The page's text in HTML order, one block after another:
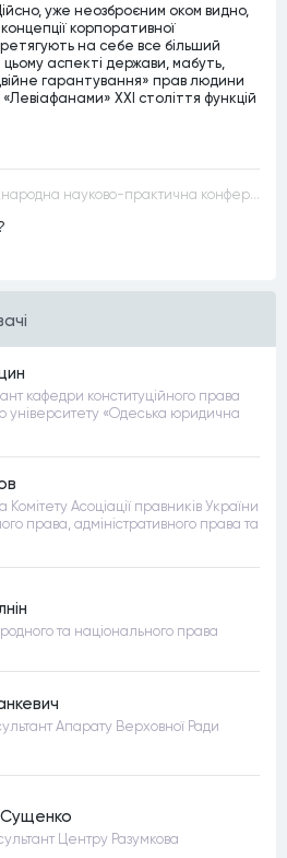
уже неозброєним оком видно,
корпоративної
на себе все більший
аспекті держави, мабуть,
гарантування» прав людини
ХХІ століття функцій
22 червня відбудеться Міжнародна науково-практична конференція “Конституційна демократія в умовах загроз територіальній цілісності та національній безпеці”
кафедри конституційного права
університету «Одеська юридична
Комітету Асоціації правників України
права, адміністративного права та
та національного права
Апарату Верховної Ради
Центру Разумкова